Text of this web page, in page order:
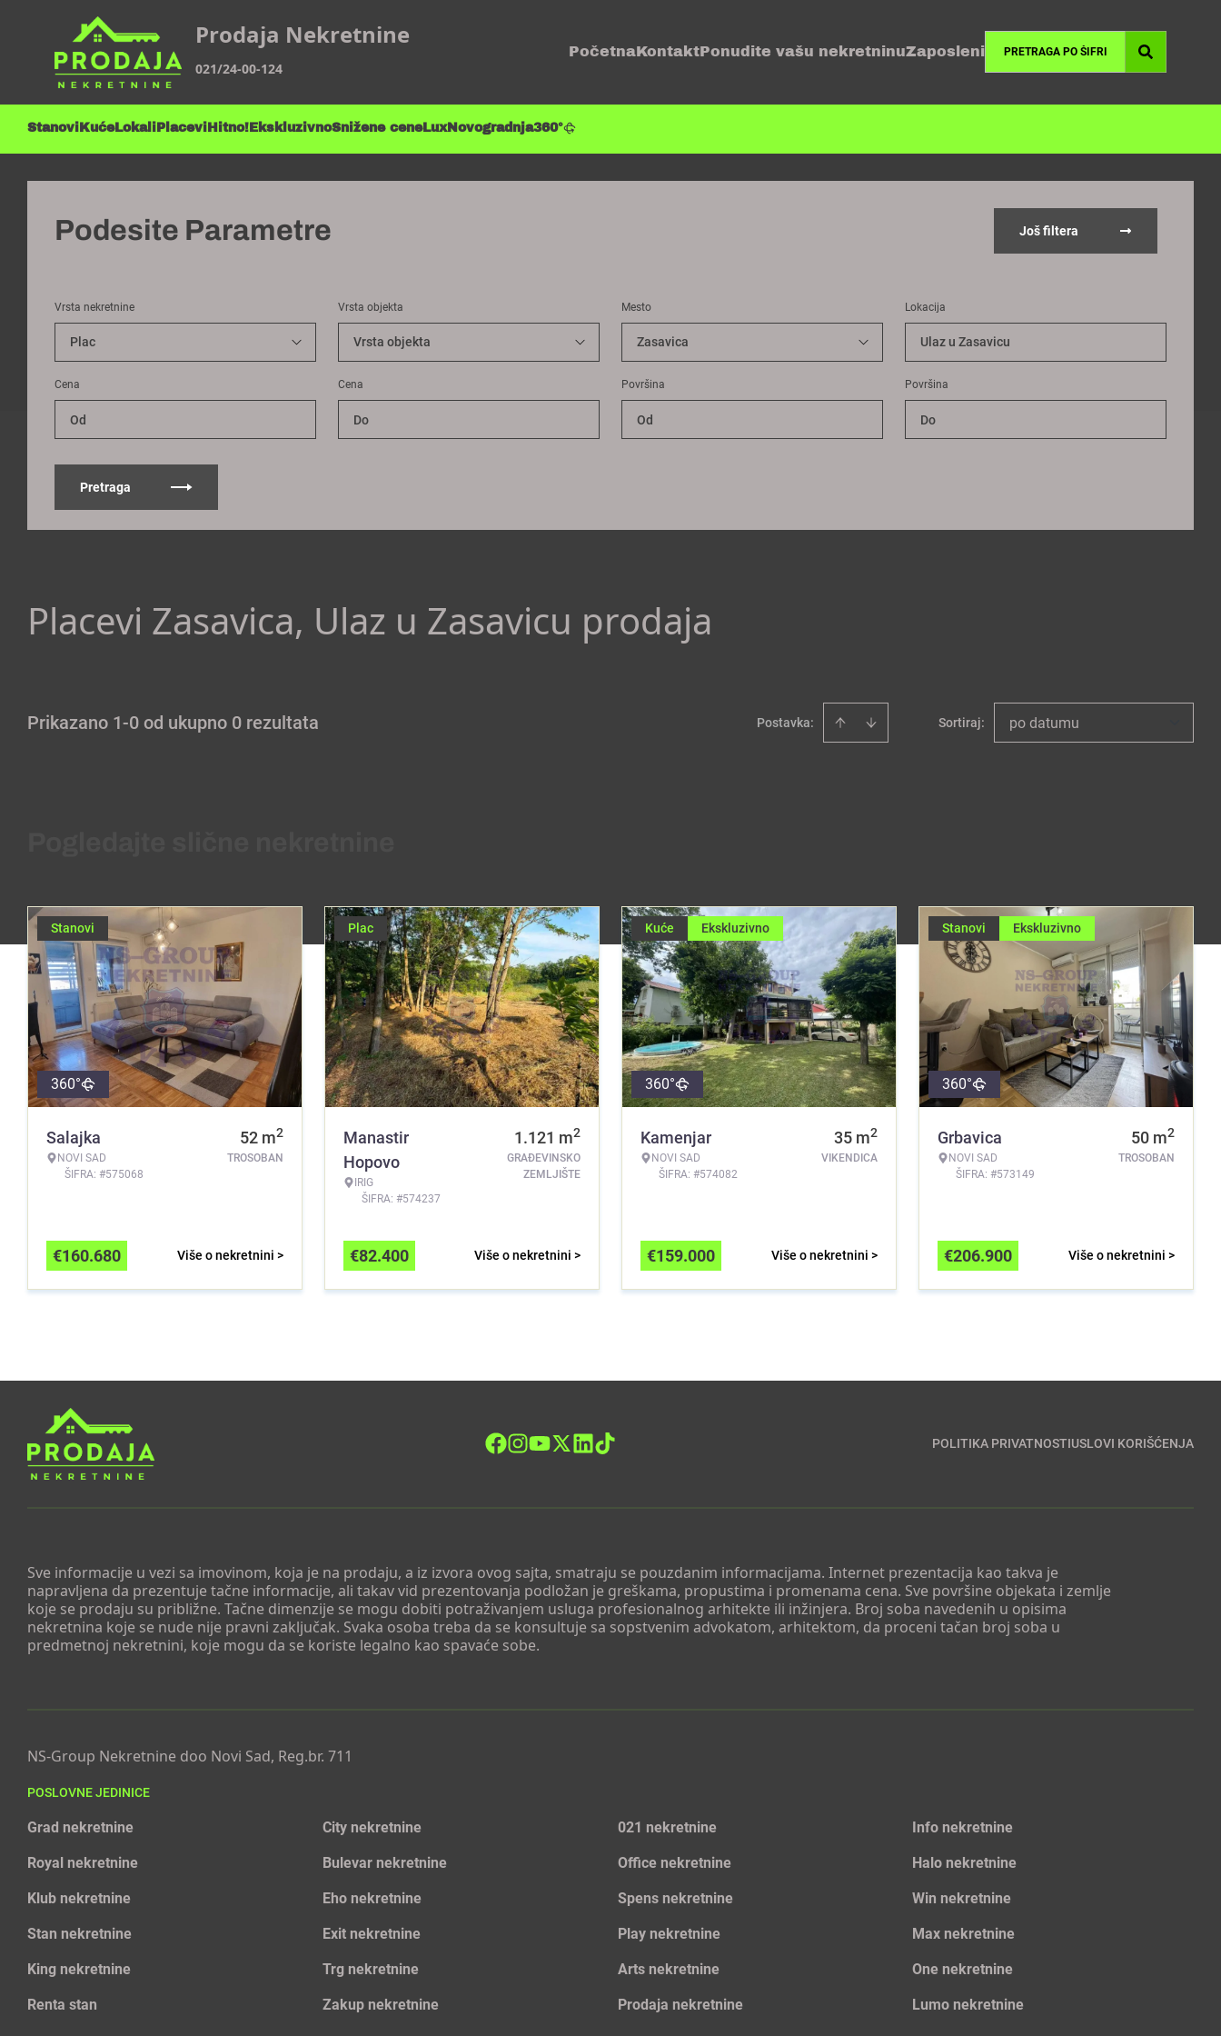
Prodaja Nekretnine
021/24-00-124
Početna Kontakt Ponudite vašu nekretninuZaposleni
Stanovi KućeLokali Placevi Hitno! EkskluzivnoSnižene ceneLuxNovogradnja360°
Podesite Parametre Još filtera
Vrsta nekretnine Vrsta objekta Mesto Lokacija
Ulaz u Zasavicu
Cena Cena Površina Površina
Pretraga
Placevi Zasavica, Ulaz u Zasavicu prodaja
Prikazano 1-0 od ukupno 0 rezultata Postavka: Sortiraj: po datumu
Stanovi
360°
Salajka
NOVI SAD
ŠIFRA: #575068
52 m2
TROSOBAN
Više o nekretnini >
€160.680
Plac
Manastir
Hopovo
IRIG
ŠIFRA: #574237
1.121 m2
GRAĐEVINSKO
ZEMLJIŠTE
Više o nekretnini >
€82.400
Kuće Ekskluzivno
360°
Kamenjar
NOVI SAD
ŠIFRA: #574082
35 m2
VIKENDICA
Više o nekretnini >
€159.000
Stanovi Ekskluzivno
360°
Grbavica
NOVI SAD
ŠIFRA: #573149
50 m2
TROSOBAN
Više o nekretnini >
€206.900
POLITIKA PRIVATNOSTIUSLOVI KORIŠĆENJA
Sve informacije u vezi sa imovinom, koja je na prodaju, a iz izvora ovog sajta, smatraju se pouzdanim informacijama. Internet prezentacija kao takva je
napravljena da prezentuje tačne informacije, ali takav vid prezentovanja podložan je greškama, propustima i promenama cena. Sve površine objekata i zemlje
koje se prodaju su približne. Tačne dimenzije se mogu dobiti potraživanjem usluga profesionalnog arhitekte ili inžinjera. Broj soba navedenih u opisima
nekretnina koje se nude nije pravni zaključak. Svaka osoba treba da se konsultuje sa sopstvenim advokatom, arhitektom, da proceni tačan broj soba u
predmetnoj nekretnini, koje mogu da se koriste legalno kao spavaće sobe.
NS-Group Nekretnine doo Novi Sad, Reg.br. 711
POSLOVNE JEDINICE
Grad nekretnine City nekretnine 021 nekretnine Info nekretnine
Royal nekretnine Bulevar nekretnine Office nekretnine Halo nekretnine
Klub nekretnine Eho nekretnine Spens nekretnine Win nekretnine
Stan nekretnine Exit nekretnine Play nekretnine Max nekretnine
King nekretnine Trg nekretnine Arts nekretnine One nekretnine
Renta stan Zakup nekretnine Prodaja nekretnine Lumo nekretnine